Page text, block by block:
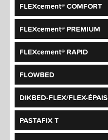
FLEXcement® COMFORT
FLEXcement® PREMIUM
FLEXcement® RAPID
FLOWBED
DIKBED-FLEX/FLEX-ÉPAIS
PASTAFIX T